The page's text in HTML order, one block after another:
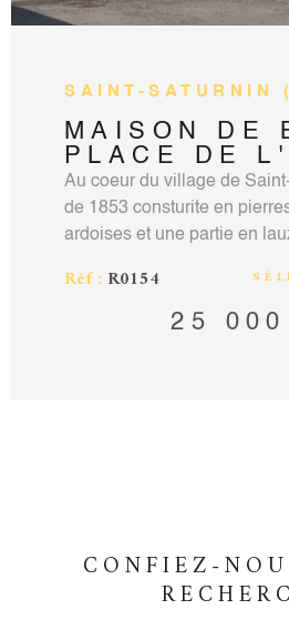
SAINT-SATURNIN
MAISON DE
PLACE DE
Au coeur du village de
de 1853 consturite en
ardoises et une partie en
une entrée avec une
manger , salon, cave ; A
commercial indépendant N°
Réf : R0154
25
CONFIEZ-